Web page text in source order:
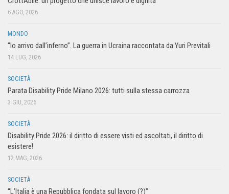
6 AGO, 2026
MONDO
“Io arrivo dall’inferno”. La guerra in Ucraina raccontata da Yuri Previtali
14 LUG, 2026
SOCIETÀ
Parata Disability Pride Milano 2026: tutti sulla stessa carrozza
3 GIU, 2026
SOCIETÀ
Disability Pride 2026: il diritto di essere visti ed ascoltati, il diritto di
esistere!
12 MAG, 2026
SOCIETÀ
“L’Italia è una Repubblica fondata sul lavoro (?)”